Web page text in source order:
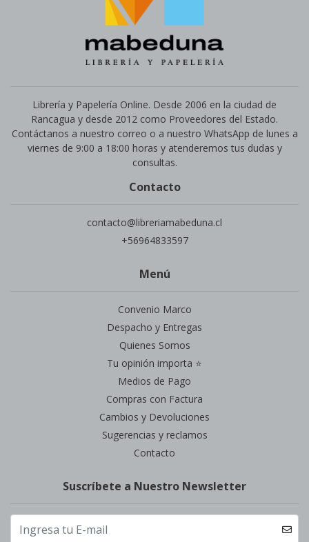
Librería y Papelería Online. Desde 2006 en la ciudad de
Rancagua y desde 2012 como Proveedores del Estado.
Contáctanos a nuestro correo o a nuestro WhatsApp de lunes a
viernes de 9:00 a 18:00 horas y atenderemos tus dudas y
consultas.
Contacto
contacto@libreriamabeduna.cl
+56964833597
Menú
Convenio Marco
Despacho y Entregas
Quienes Somos
Tu opinión importa ⭐
Medios de Pago
Compras con Factura
Cambios y Devoluciones
Sugerencias y reclamos
Contacto
Suscríbete a Nuestro Newsletter